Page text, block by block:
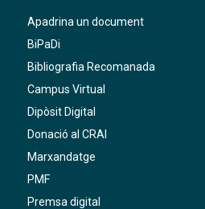
Apadrina un document
BiPaDi
Bibliografia Recomanada
Campus Virtual
Dipòsit Digital
Donació al CRAI
Marxandatge
PMF
Premsa digital